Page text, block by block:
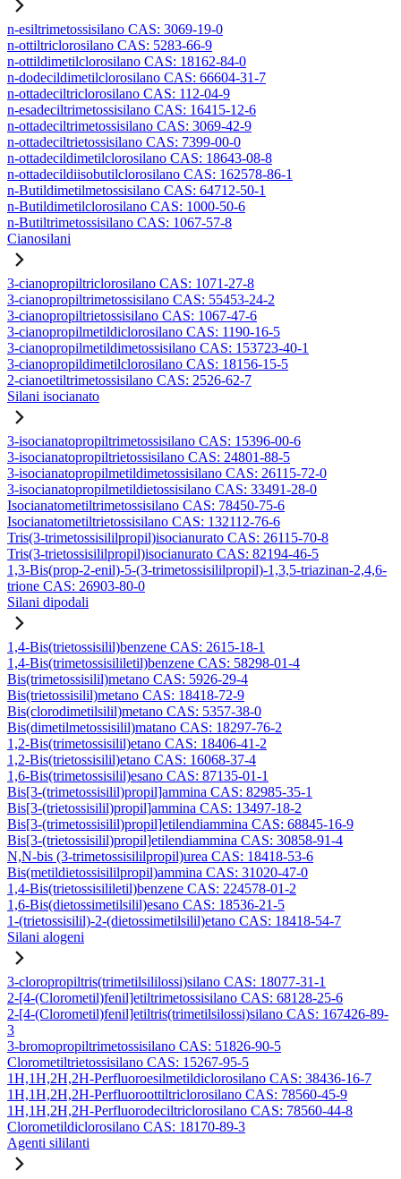
n-esiltrimetossisilano CAS: 3069-19-0
n-ottiltriclorosilano CAS: 5283-66-9
n-ottildimetilclorosilano CAS: 18162-84-0
n-dodecildimetilclorosilano CAS: 66604-31-7
n-ottadeciltriclorosilano CAS: 112-04-9
n-esadeciltrimetossisilano CAS: 16415-12-6
n-ottadeciltrimetossisilano CAS: 3069-42-9
n-ottadeciltrietossisilano CAS: 7399-00-0
n-ottadecildimetilclorosilano CAS: 18643-08-8
n-ottadecildiisobutilclorosilano CAS: 162578-86-1
n-Butildimetilmetossisilano CAS: 64712-50-1
n-Butildimetilclorosilano CAS: 1000-50-6
n-Butiltrimetossisilano CAS: 1067-57-8
Cianosilani
3-cianopropiltriclorosilano CAS: 1071-27-8
3-cianopropiltrimetossisilano CAS: 55453-24-2
3-cianopropiltrietossisilano CAS: 1067-47-6
3-cianopropilmetildiclorosilano CAS: 1190-16-5
3-cianopropilmetildimetossisilano CAS: 153723-40-1
3-cianopropildimetilclorosilano CAS: 18156-15-5
2-cianoetiltrimetossisilano CAS: 2526-62-7
Silani isocianato
3-isocianatopropiltrimetossisilano CAS: 15396-00-6
3-isocianatopropiltrietossisilano CAS: 24801-88-5
3-isocianatopropilmetildimetossisilano CAS: 26115-72-0
3-isocianatopropilmetildietossisilano CAS: 33491-28-0
Isocianatometiltrimetossisilano CAS: 78450-75-6
Isocianatometiltrietossisilano CAS: 132112-76-6
Tris(3-trimetossisililpropil)isocianurato CAS: 26115-70-8
Tris(3-trietossisililpropil)isocianurato CAS: 82194-46-5
1,3-Bis(prop-2-enil)-5-(3-trimetossisililpropil)-1,3,5-triazinan-2,4,6-
trione CAS: 26903-80-0
Silani dipodali
1,4-Bis(trietossisilil)benzene CAS: 2615-18-1
1,4-Bis(trimetossisililetil)benzene CAS: 58298-01-4
Bis(trimetossisilil)metano CAS: 5926-29-4
Bis(trietossisilil)metano CAS: 18418-72-9
Bis(clorodimetilsilil)metano CAS: 5357-38-0
Bis(dimetilmetossisilil)matano CAS: 18297-76-2
1,2-Bis(trimetossisilil)etano CAS: 18406-41-2
1,2-Bis(trietossisilil)etano CAS: 16068-37-4
1,6-Bis(trimetossisilil)esano CAS: 87135-01-1
Bis[3-(trimetossisilil)propil]ammina CAS: 82985-35-1
Bis[3-(trietossisilil)propil]ammina CAS: 13497-18-2
Bis[3-(trimetossisilil)propil]etilendiammina CAS: 68845-16-9
Bis[3-(trietossisilil)propil]etilendiammina CAS: 30858-91-4
N,N-bis (3-trimetossisililpropil)urea CAS: 18418-53-6
Bis(metildietossisililpropil)ammina CAS: 31020-47-0
1,4-Bis(trietossisililetil)benzene CAS: 224578-01-2
1,6-Bis(dietossimetilsilil)esano CAS: 18536-21-5
1-(trietossisilil)-2-(dietossimetilsilil)etano CAS: 18418-54-7
Silani alogeni
3-cloropropiltris(trimetilsililossi)silano CAS: 18077-31-1
2-[4-(Clorometil)fenil]etiltrimetossisilano CAS: 68128-25-6
2-[4-(Clorometil)fenil]etiltris(trimetilsilossi)silano CAS: 167426-89-
3
3-bromopropiltrimetossisilano CAS: 51826-90-5
Clorometiltrietossisilano CAS: 15267-95-5
1H,1H,2H,2H-Perfluoroesilmetildiclorosilano CAS: 38436-16-7
1H,1H,2H,2H-Perfluoroottiltriclorosilano CAS: 78560-45-9
1H,1H,2H,2H-Perfluorodeciltriclorosilano CAS: 78560-44-8
Clorometildiclorosilano CAS: 18170-89-3
Agenti sililanti